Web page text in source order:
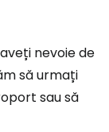
nevoie de
să urmați
sau să